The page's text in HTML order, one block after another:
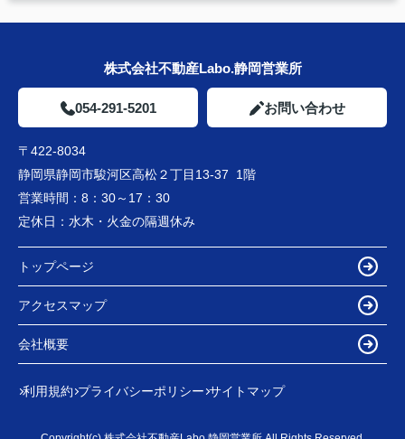
株式会社不動産Labo.静岡営業所
054-291-5201 お問い合わせ
〒422-8034
静岡県静岡市駿河区高松２丁目13-37 1階
営業時間： 8：30～17：30
定休日： 水木・火金の隔週休み
トップページ
アクセスマップ
会社概要
利用規約 プライバシーポリシー サイトマップ